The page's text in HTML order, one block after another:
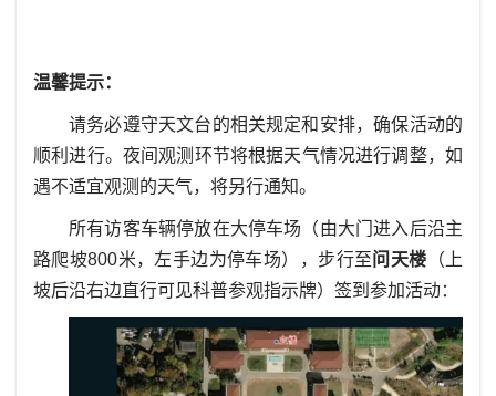
温馨提示：
请务必遵守天文台的相关规定和安排，确保活动的
顺利进行。夜间观测环节将根据天气情况进行调整，如
遇不适宜观测的天气，将另行通知。
所有访客车辆停放在大停车场（由大门进入后沿主
路爬坡800米，左手边为停车场），步行至 问天楼 （上
坡后沿右边直行可见科普参观指示牌）签到参加活动：